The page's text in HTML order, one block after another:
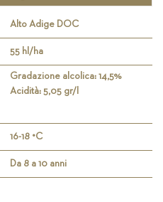
Alto Adige DOC
55 hl/ha
Gradazione alcolica: 14,5%
Acidità: 5,05 gr/l
16-18 °C
Da 8 a 10 anni